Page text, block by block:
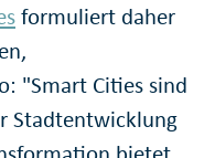
formuliert daher
"Smart Cities sind
Stadtentwicklung